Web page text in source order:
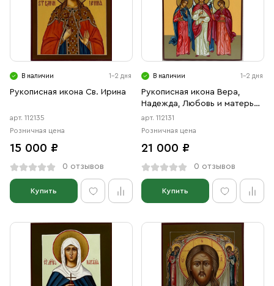
В наличии 1-2 дня
Рукописная икона Св. Ирина
арт. 112135
Розничная цена
15 000 ₽
0 отзывов
Купить
В наличии 1-2 дня
Рукописная икона Вера,
Надежда, Любовь и матерь
их София
арт. 112131
Розничная цена
21 000 ₽
0 отзывов
Купить